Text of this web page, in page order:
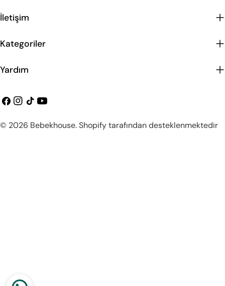
İletişim
Kategoriler
Yardım
Facebook
instagram
TiktokYoutube
© 2026 Bebekhouse.Shopify tarafından desteklenmektedir
Ödeme